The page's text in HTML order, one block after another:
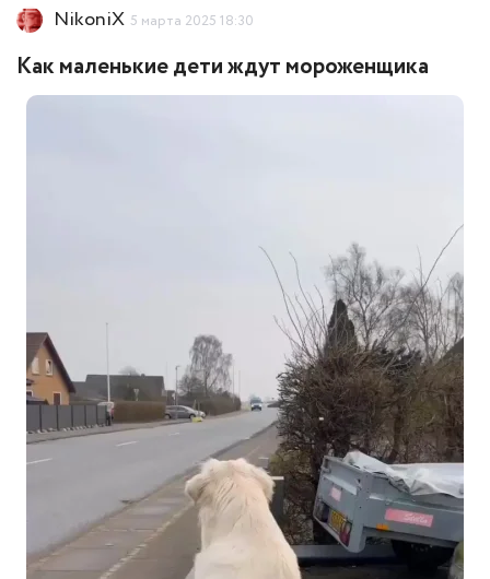
NikoniX 5 марта 2025 18:30
Как маленькие дети ждут мороженщика